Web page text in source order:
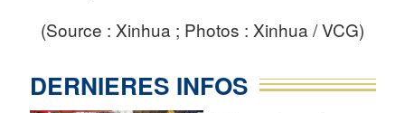
(Source : Xinhua ; Photos : Xinhua / VCG)
DERNIERES INFOS